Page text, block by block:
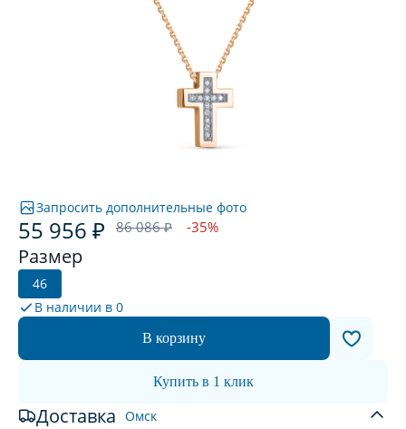
Запросить дополнительные фото
55 956 ₽ 86 086 ₽ -35%
Размер
46
В наличии в 0
В корзину
Купить в 1 клик
Доставка Омск